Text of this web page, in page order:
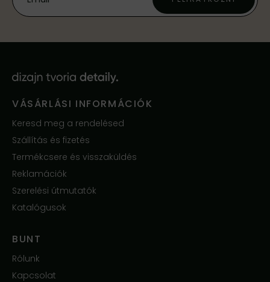
VÁSÁRLÁSI INFORMÁCIÓK
Keresd meg a rendelésed
Szállítás és fizetés
Termékcsere és visszaküldés
Reklamációk
Szerelési útmutatók
Katalógusok
BUNT
Rólunk
Kapcsolat